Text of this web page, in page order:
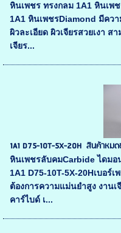
หินเพชร ทรงกลม 1A1 หินเพ
1A1 หินเพชรDiamond มีควา
ผิวละเอียด ผิวเจียรสวยเงา
เจียร...
1A1 D75-10T-5X-20H สินค้าหมด
หินเพชรลับคมCarbide ไดม
1A1 D75-10T-5X-20Hเบอร์
ต้องการความแม่นยำสูง งาน
คาร์ไบด์ เ...